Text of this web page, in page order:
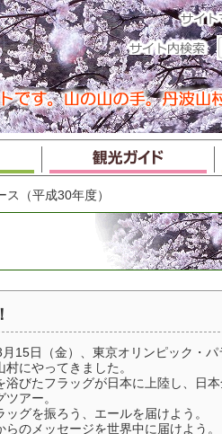
（平成30年度）
15日（金）、東京オリンピック・
村にやってきました。
浴びたフラッグが日本に上陸し、日
ツアー。
ッグを振ろう、エールを届けよう。
らのメッセージを世界中に届けよう。